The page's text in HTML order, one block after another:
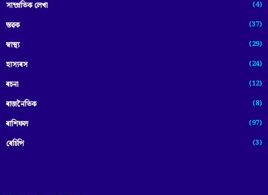
সাম্প্ৰতিক লেখা (4)
স্তৱক (37)
স্বাস্থ্য (29)
হাস্যৰস (24)
ৰচনা (12)
ৰাজনৈতিক (8)
ৰাশিফল (97)
ৰেচিপি (3)